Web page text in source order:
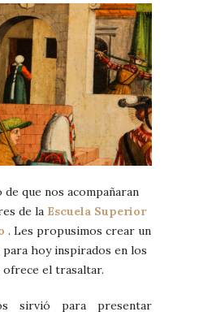
que nos acompañaran
de la Escuela Superior
. Les propusimos crear un
hoy inspirados en los
ofrece el trasaltar.
sirvió para presentar